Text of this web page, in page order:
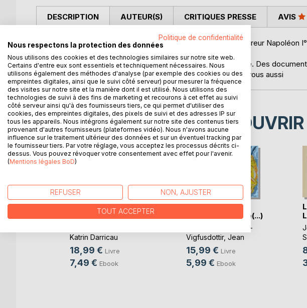
DESCRIPTION
Ce livre est l'histoire reconstituée d'un hussard de l'Empereur Napoléon
camp de Boulogne jusqu'à Waterloo.
Jean Bernard a découvert par hasard ses états de service. Des
revivre pour la joie de ses petits enfants et peut-être de vous aussi
AUTEUR(S) CRITIQUES PRESSE AVIS
D’AUTRES TITRES À DÉCOUVRIR
Les contes pour
Leïla (Le crocodil(...)
Katrin Darricau
vigfusdottir
18,99 € Livre
7,49 € Ebook
Les contes pour
Leïla : La sautere(...)
Matthildur Darricau -
Vigfusdottir, Jean
Bernard Joly
15,99 € Livre
5,99 € Ebook
Politique de confidentialité
Nous respectons la protection des données
Nous utilisons des cookies et des technologies similaires sur notre site web.
Certains d'entre eux sont essentiels et techniquement nécessaires. Nous
utilisons également des méthodes d'analyse (par exemple des cookies ou des
empreintes digitales, ainsi que le suivi côté serveur) pour mesurer la fréquence
des visites sur notre site et la manière dont il est utilisé. Nous utilisons des
technologies de suivi à des fins de marketing et recourons à cet effet au suivi
côté serveur ainsi qu'à des fournisseurs tiers, ce qui permet d'utiliser des
cookies, des empreintes digitales, des pixels de suivi et des adresses IP sur
tous les appareils. Nous intégrons également sur notre site des contenus tiers
provenant d'autres fournisseurs (plateformes vidéo). Nous n'avons aucune
influence sur le traitement ultérieur des données et sur un éventuel tracking par
le fournisseur tiers. Par votre réglage, vous acceptez les processus décrits ci-
dessus. Vous pouvez révoquer votre consentement avec effet pour l'avenir.
(Mentions légales BoD)
REFUSER NON, AJUSTER
TOUT ACCEPTER